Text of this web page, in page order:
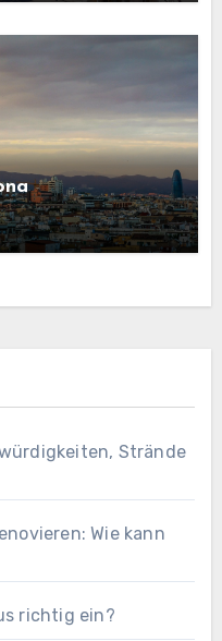
Strände
Wie kann
richtig ein?